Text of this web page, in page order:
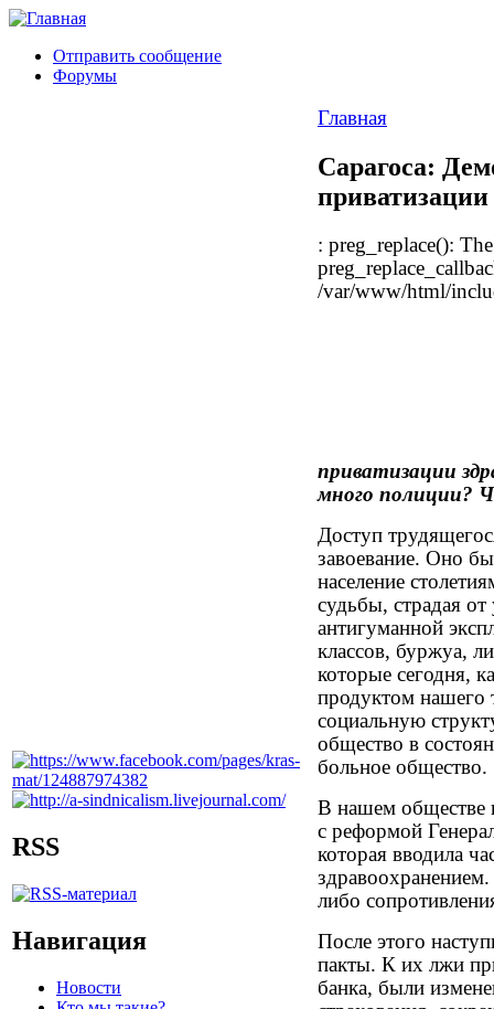
Отправить сообщение
Форумы
RSS
Навигация
Новости
Главная
Сарагоса:
приватизации
: preg_replace():
/var/www/html/
приватизации
много полиции?
Доступ
завоевание. Оно
население
судьбы, страдая
антигуманной
классов, буржуа,
которые сегодня,
продуктом нашего
социальную
общество в
больное
В нашем обществе
с реформой
которая вводила
здравоохранением.
либо
После этого
пакты. К их лжи
банка, были